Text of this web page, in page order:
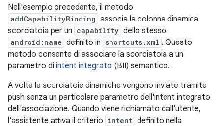
Nell'esempio precedente, il metodo
addCapabilityBinding associa la colonna dinamica
scorciatoia per un capability dello stesso
android:name definito in shortcuts.xml . Questo
metodo consente di associare la scorciatoia a un
parametro di intent integrato (BII) semantico.
A volte le scorciatoie dinamiche vengono inviate tramite
push senza un particolare parametro dell'intent integrato
dell'associazione. Quando viene richiamato dall'utente,
l'assistente attiva il criterio intent definito nella